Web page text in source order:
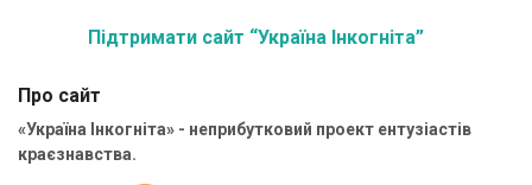
Підтримати сайт “Україна Інкогніта”
Про сайт
«Україна Інкогніта» - неприбутковий проект ентузіастів
краєзнавства.